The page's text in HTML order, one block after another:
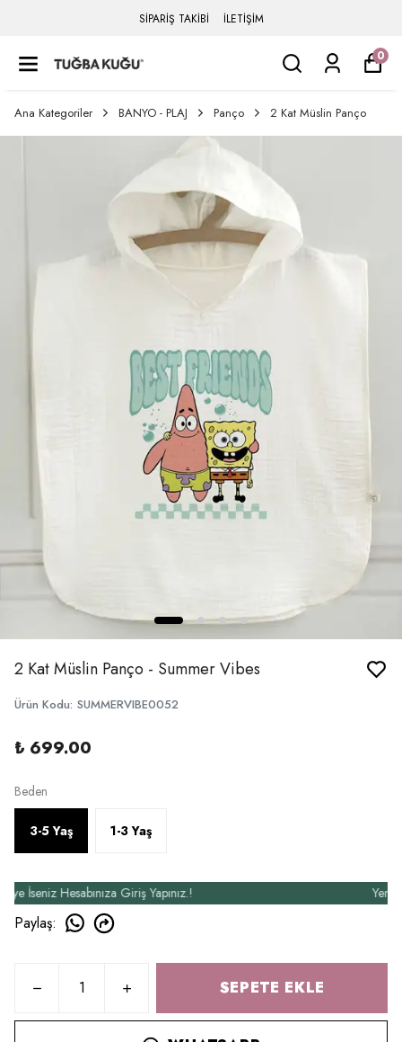
SİPARİŞ TAKİBİ İLETİŞİM
0
Ana Kategoriler BANYO - PLAJ Panço 2 Kat Müslin Panço
2 Kat Müslin Panço - Summer Vibes
Ürün Kodu: SUMMERVIBE0052
₺ 699.00
Beden
3-5 Yaş 1-3 Yaş
Hesabınıza Giriş Yapınız.! Yeni
Paylaş:
SEPETE EKLE